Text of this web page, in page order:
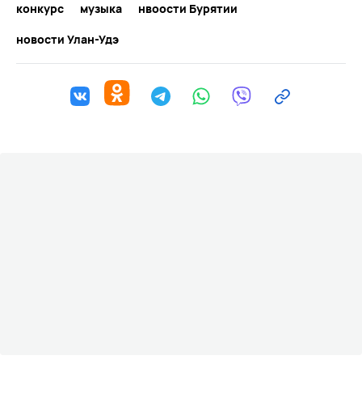
конкурс музыка
нвоости Бурятии
новости Улан-Удэ